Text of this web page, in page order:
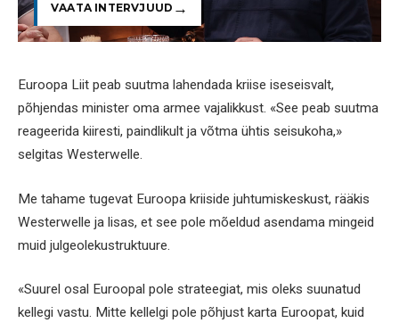
VAATA INTERVJUUD
Euroopa Liit peab suutma lahendada kriise iseseisvalt,
põhjendas minister oma armee vajalikkust. «See peab suutma
reageerida kiiresti, paindlikult ja võtma ühtis seisukoha,»
selgitas Westerwelle.
Me tahame tugevat Euroopa kriiside juhtumiskeskust, rääkis
Westerwelle ja lisas, et see pole mõeldud asendama mingeid
muid julgeolekustruktuure.
«Suurel osal Euroopal pole strateegiat, mis oleks suunatud
kellegi vastu. Mitte kellelgi pole põhjust karta Euroopat, kuid